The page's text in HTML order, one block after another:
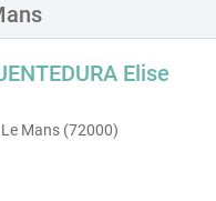
Elise
Mans (72000)